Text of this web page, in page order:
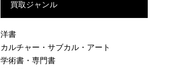
買取ジャンル
洋書
カルチャー・サブカル・アート
学術書・専門書